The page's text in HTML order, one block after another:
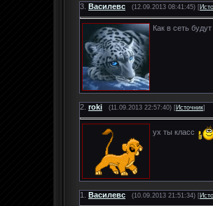
3. Василевс (12.09.2013 08:41:45) [
Как в сеть
2. roki (11.09.2013 22:57:40) [Источник]
ух ты класс
1. Василевс (10.09.2013 21:51:34) [